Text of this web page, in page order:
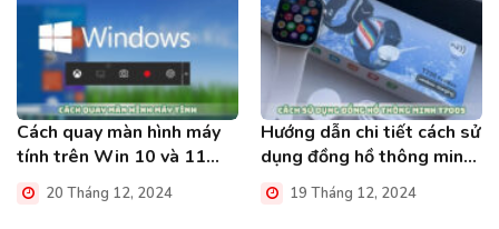
Cách quay màn hình máy
tính trên Win 10 và 11
đơn giản nhất
20 Tháng 12, 2024
Hướng dẫn chi tiết cách sử
dụng đồng hồ thông minh
T700S19 Tháng 12, 2024